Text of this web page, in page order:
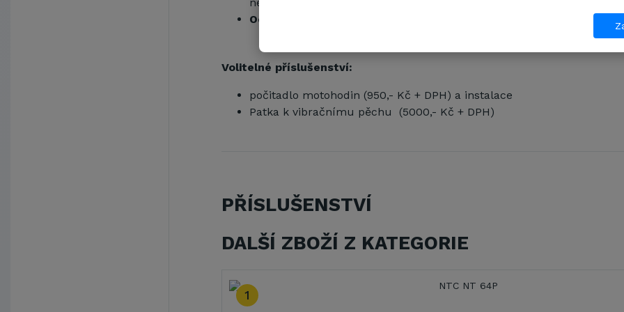
Ochranný rám
chrání motor před poškozením při práci nebo
Volitelné příslušenství:
počitadlo motohodin (950,- Kč + DPH) a instalace
Patka k vibračnímu pěchu (5000,- Kč + DPH)
PŘÍSLUŠENSTVÍ
DALŠÍ ZBOŽÍ Z KATEGORIE
1